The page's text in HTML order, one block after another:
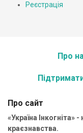
Реєстрація
Про
Про сайт
«Україна Інкогніта»
краєзнавства.